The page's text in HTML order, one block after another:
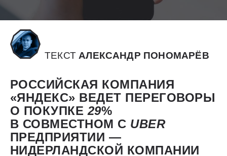
ТЕКСТ АЛЕКСАНДР ПОНОМАРЁВ
РОССИЙСКАЯ КОМПАНИЯ
«ЯНДЕКС» ВЕДЕТ ПЕРЕГОВОРЫ
О ПОКУПКЕ 29%
В СОВМЕСТНОМ С UBER
ПРЕДПРИЯТИИ —
НИДЕРЛАНДСКОЙ КОМПАНИИ